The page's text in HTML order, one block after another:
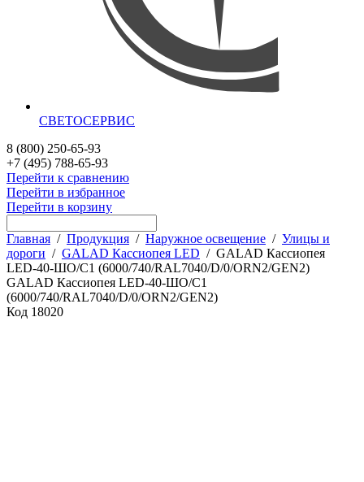
СВЕТОСЕРВИС
8 (800) 250-65-93
+7 (495) 788-65-93
Перейти к сравнению
Перейти в избранное
Перейти в корзину
Главная / Продукция / Наружное освещение / Улицы и
дороги / GALAD Кассиопея LED / GALAD Кассиопея
LED-40-ШО/С1 (6000/740/RAL7040/D/0/ORN2/GEN2)
GALAD Кассиопея LED-40-ШО/С1
(6000/740/RAL7040/D/0/ORN2/GEN2)
Код 18020